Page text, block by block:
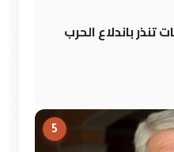
باندلاع الحرب
5